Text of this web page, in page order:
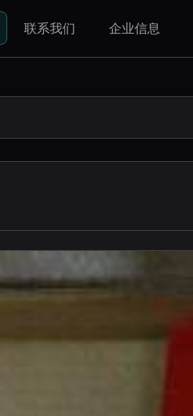
联系我们 企业信息